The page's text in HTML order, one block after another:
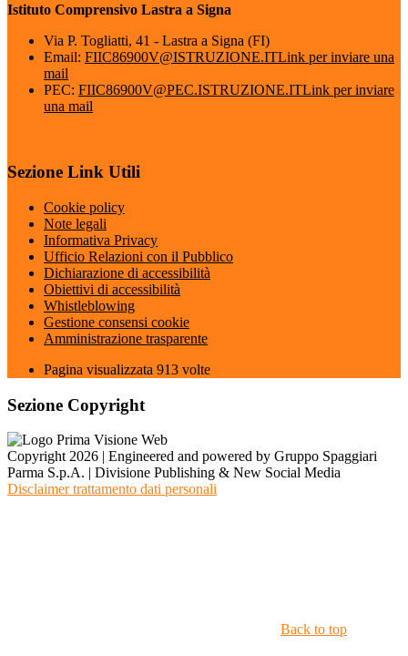
Istituto Comprensivo Lastra a Signa
Via P. Togliatti, 41 - Lastra a Signa (FI)
Email: FIIC86900V@ISTRUZIONE.ITLink per inviare una
mail
PEC: FIIC86900V@PEC.ISTRUZIONE.ITLink per inviare
una mail
Sezione Link Utili
Cookie policy
Note legali
Informativa Privacy
Ufficio Relazioni con il Pubblico
Dichiarazione di accessibilità
Obiettivi di accessibilità
Whistleblowing
Gestione consensi cookie
Amministrazione trasparente
Pagina visualizzata 913 volte
Sezione Copyright
Copyright 2026 | Engineered and powered by Gruppo Spaggiari
Parma S.p.A. | Divisione Publishing & New Social Media
Disclaimer trattamento dati personali
Back to top